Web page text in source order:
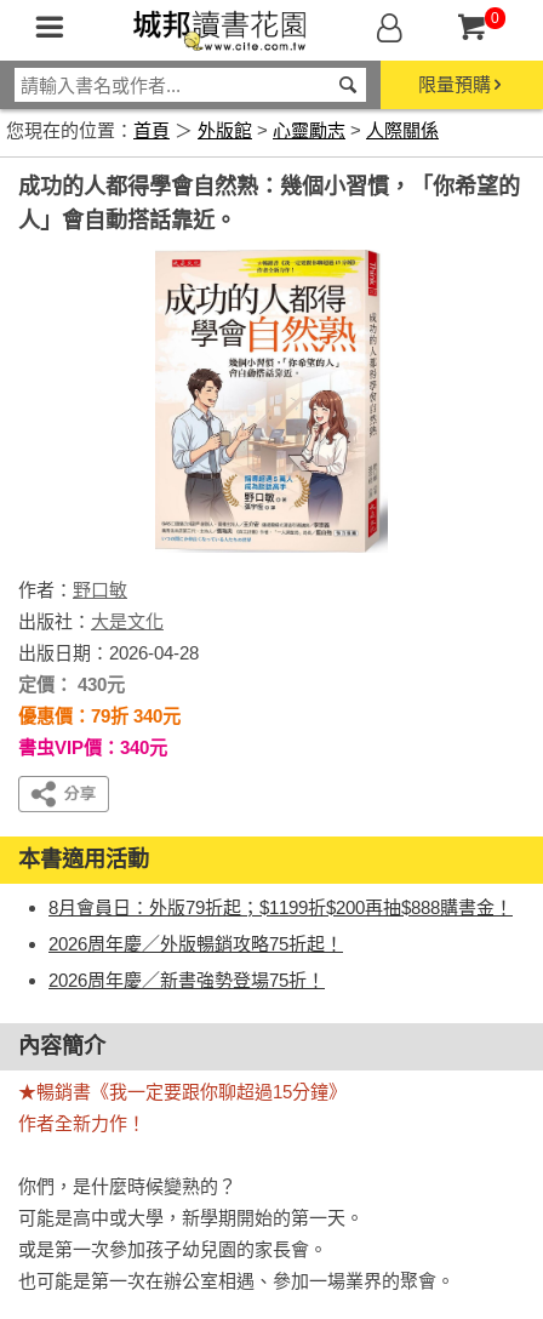
0
限量預購
您現在的位置： 首頁 ＞ 外版館 > 心靈勵志 > 人際關係
成功的人都得學會自然熟：幾個小習慣，「你希望的
人」會自動搭話靠近。
作者： 野口敏
出版社： 大是文化
出版日期：2026-04-28
定價： 430元
優惠價：79折 340元
書虫VIP價：340元
本書適用活動
8月會員日：外版79折起；$1199折$200再抽$888購書金！
2026周年慶／外版暢銷攻略75折起！
2026周年慶／新書強勢登場75折！
內容簡介
★暢銷書《我一定要跟你聊超過15分鐘》
作者全新力作！
你們，是什麼時候變熟的？
可能是高中或大學，新學期開始的第一天。
或是第一次參加孩子幼兒園的家長會。
也可能是第一次在辦公室相遇、參加一場業界的聚會。